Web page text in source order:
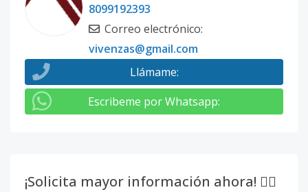
8099192393
Correo electrónico:
vivenzas@gmail.com
Llámame:
Escribeme por Whatsapp:
¡Solicita mayor información ahora! 👇🏽